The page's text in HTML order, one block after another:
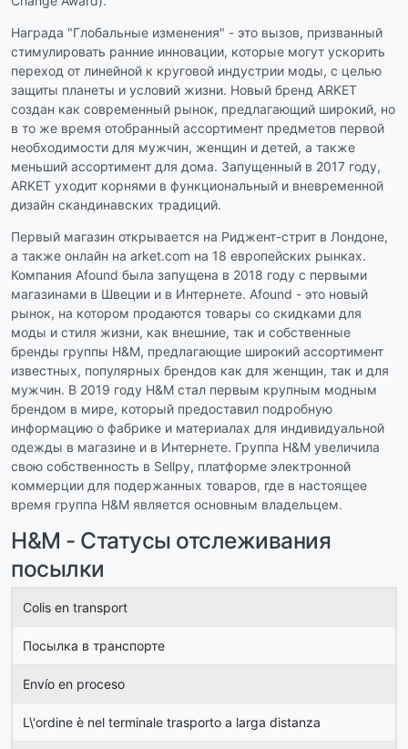
Награда "Глобальные изменения" - это вызов, призванный
стимулировать ранние инновации, которые могут ускорить
переход от линейной к круговой индустрии моды, с целью
защиты планеты и условий жизни. Новый бренд ARKET
создан как современный рынок, предлагающий широкий, но
в то же время отобранный ассортимент предметов первой
необходимости для мужчин, женщин и детей, а также
меньший ассортимент для дома. Запущенный в 2017 году,
ARKET уходит корнями в функциональный и вневременной
дизайн скандинавских традиций.
Первый магазин открывается на Риджент-стрит в Лондоне,
а также онлайн на arket.com на 18 европейских рынках.
Компания Afound была запущена в 2018 году с первыми
магазинами в Швеции и в Интернете. Afound - это новый
рынок, на котором продаются товары со скидками для
моды и стиля жизни, как внешние, так и собственные
бренды группы H&M, предлагающие широкий ассортимент
известных, популярных брендов как для женщин, так и для
мужчин. В 2019 году H&M стал первым крупным модным
брендом в мире, который предоставил подробную
информацию о фабрике и материалах для индивидуальной
одежды в магазине и в Интернете. Группа H&M увеличила
свою собственность в Sellpy, платформе электронной
коммерции для подержанных товаров, где в настоящее
время группа H&M является основным владельцем.
H&M - Статусы отслеживания
посылки
Colis en transport
Посылка в транспорте
Envío en proceso
L\'ordine è nel terminale trasporto a larga distanza